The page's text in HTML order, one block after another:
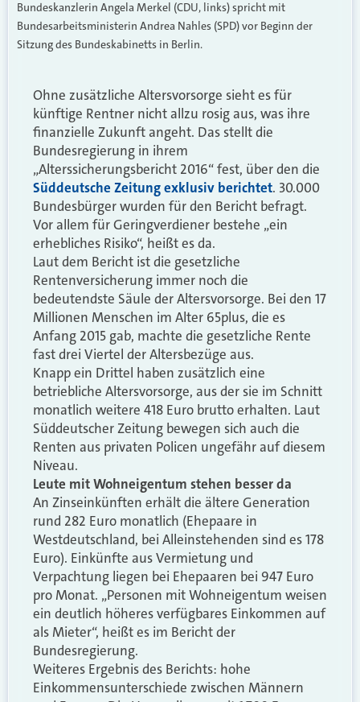
Bundeskanzlerin Angela Merkel (CDU, links) spricht mit
Bundesarbeitsministerin Andrea Nahles (SPD) vor Beginn der
Sitzung des Bundeskabinetts in Berlin.
Ohne zusätzliche Altersvorsorge sieht es für
künftige Rentner nicht allzu rosig aus, was ihre
finanzielle Zukunft angeht. Das stellt die
Bundesregierung in ihrem
„Alterssicherungsbericht 2016“ fest, über den die
Süddeutsche Zeitung exklusiv berichtet. 30.000
Bundesbürger wurden für den Bericht befragt.
Vor allem für Geringverdiener bestehe „ein
erhebliches Risiko“, heißt es da.
Laut dem Bericht ist die gesetzliche
Rentenversicherung immer noch die
bedeutendste Säule der Altersvorsorge. Bei den 17
Millionen Menschen im Alter 65plus, die es
Anfang 2015 gab, machte die gesetzliche Rente
fast drei Viertel der Altersbezüge aus.
Knapp ein Drittel haben zusätzlich eine
betriebliche Altersvorsorge, aus der sie im Schnitt
monatlich weitere 418 Euro brutto erhalten. Laut
Süddeutscher Zeitung bewegen sich auch die
Renten aus privaten Policen ungefähr auf diesem
Niveau.
Leute mit Wohneigentum stehen besser da
An Zinseinkünften erhält die ältere Generation
rund 282 Euro monatlich (Ehepaare in
Westdeutschland, bei Alleinstehenden sind es 178
Euro). Einkünfte aus Vermietung und
Verpachtung liegen bei Ehepaaren bei 947 Euro
pro Monat. „Personen mit Wohneigentum weisen
ein deutlich höheres verfügbares Einkommen auf
als Mieter“, heißt es im Bericht der
Bundesregierung.
Weiteres Ergebnis des Berichts: hohe
Einkommensunterschiede zwischen Männern